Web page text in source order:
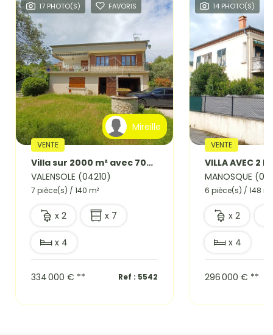
17 PHOTO(S) FAVORIS
Mireille
VENTE
Villa sur 2000 m² avec 700 m² constructibles
VALENSOLE (04210)
7 pièce(s) / 140 m²
x 2 x 7
x 4
334 000 € ** Ref : 5542
14 PHOTO(S)
VENTE
VILLA AVEC 2
MANOSQUE
6 pièce(s) / 148 m²
x 2
x 4
296 000 € **